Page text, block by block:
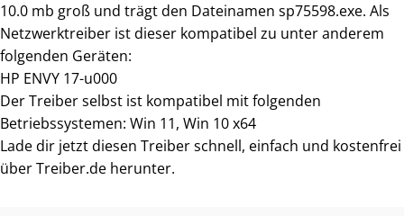
10.0 mb groß und trägt den Dateinamen sp75598.exe. Als
Netzwerktreiber ist dieser kompatibel zu unter anderem
folgenden Geräten:
HP ENVY 17-u000
Der Treiber selbst ist kompatibel mit folgenden
Betriebssystemen: Win 11, Win 10 x64
Lade dir jetzt diesen Treiber schnell, einfach und kostenfrei
über Treiber.de herunter.